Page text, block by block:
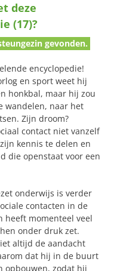
deze
(17)?
gevonden.
encyclopedie!
en sport weet hij
honkbal, maar hij zou
wandelen, naar het
Zijn droom?
contact niet vanzelf
kennis te delen en
die openstaat voor een
onderwijs is verder
contacten in de
heeft momenteel veel
onder druk zet.
altijd de aandacht
dat hij in de buurt
opbouwen, zodat hij